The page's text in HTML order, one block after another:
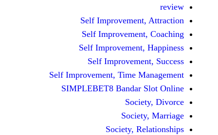
Self
Self
Self
Self
Self Improvement, Time
SIMPLEBET8 Bandar
Society,